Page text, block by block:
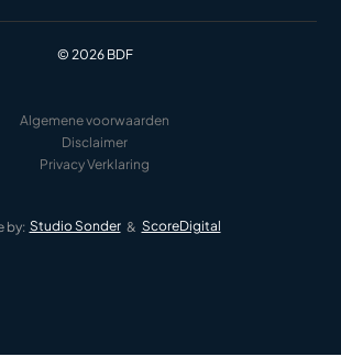
© 2026 BDF
Algemene voorwaarden
Disclaimer
Privacy Verklaring
by: Studio Sonder & ScoreDigital